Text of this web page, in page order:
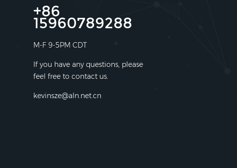
+86
15960789288
M-F 9-5PM CDT
If you have any questions, please
feel free to contact us.
kevinsze@aln.net.cn